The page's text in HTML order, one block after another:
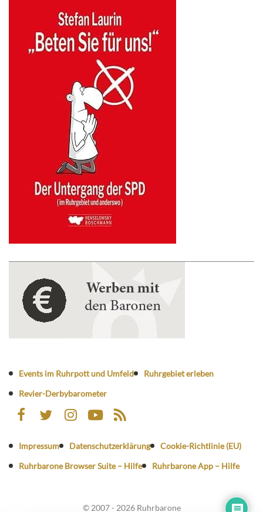
Events im Ruhrpott und Umfeld
Ruhrgebiet erleben
Revier-Derbybarometer
Impressum Datenschutzerklärung
Cookie-Richtlinie (EU)
Ruhrbarone Browser Suite – Hilfe
Ruhrbarone App – Hilfe
© 2007 - 2026 Ruhrbarone